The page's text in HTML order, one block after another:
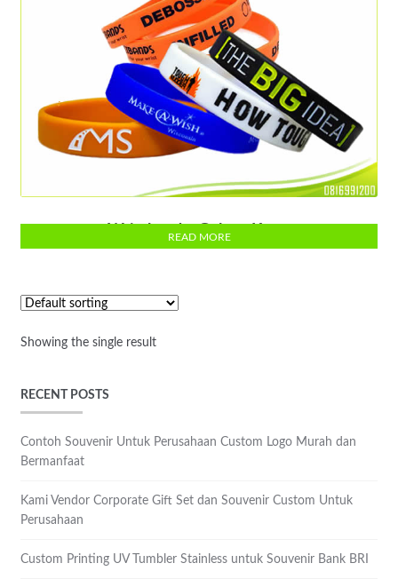
READ MORE
Showing the single result
RECENT POSTS
Contoh Souvenir Untuk Perusahaan Custom Logo Murah dan
Bermanfaat
Kami Vendor Corporate Gift Set dan Souvenir Custom Untuk
Perusahaan
Custom Printing UV Tumbler Stainless untuk Souvenir Bank BRI